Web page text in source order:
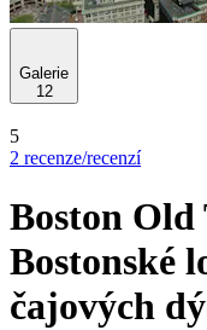
Galerie
12
5
2 recenze/recenzí
Boston Old
Bostonské
čajových